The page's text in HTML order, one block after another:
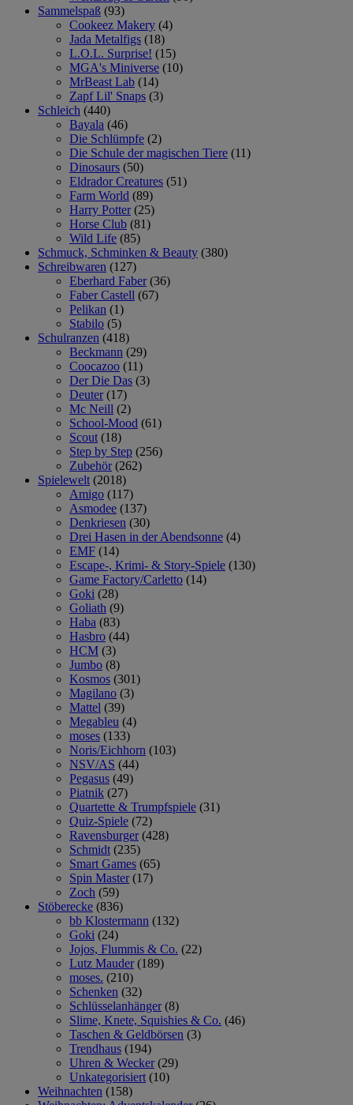
Sammelspaß (93)
Cookeez Makery (4)
Jada Metalfigs (18)
L.O.L. Surprise! (15)
MGA's Miniverse (10)
MrBeast Lab (14)
Zapf Lil' Snaps (3)
Schleich (440)
Bayala (46)
Die Schlümpfe (2)
Die Schule der magischen Tiere (11)
Dinosaurs (50)
Eldrador Creatures (51)
Farm World (89)
Harry Potter (25)
Horse Club (81)
Wild Life (85)
Schmuck, Schminken & Beauty (380)
Schreibwaren (127)
Eberhard Faber (36)
Faber Castell (67)
Pelikan (1)
Stabilo (5)
Schulranzen (418)
Beckmann (29)
Coocazoo (11)
Der Die Das (3)
Deuter (17)
Mc Neill (2)
School-Mood (61)
Scout (18)
Step by Step (256)
Zubehör (262)
Spielewelt (2018)
Amigo (117)
Asmodee (137)
Denkriesen (30)
Drei Hasen in der Abendsonne (4)
EMF (14)
Escape-, Krimi- & Story-Spiele (130)
Game Factory/Carletto (14)
Goki (28)
Goliath (9)
Haba (83)
Hasbro (44)
HCM (3)
Jumbo (8)
Kosmos (301)
Magilano (3)
Mattel (39)
Megableu (4)
moses (133)
Noris/Eichhorn (103)
NSV/AS (44)
Pegasus (49)
Piatnik (27)
Quartette & Trumpfspiele (31)
Quiz-Spiele (72)
Ravensburger (428)
Schmidt (235)
Smart Games (65)
Spin Master (17)
Zoch (59)
Stöberecke (836)
bb Klostermann (132)
Goki (24)
Jojos, Flummis & Co. (22)
Lutz Mauder (189)
moses. (210)
Schenken (32)
Schlüsselanhänger (8)
Slime, Knete, Squishies & Co. (46)
Taschen & Geldbörsen (3)
Trendhaus (194)
Uhren & Wecker (29)
Unkategorisiert (10)
Weihnachten (158)